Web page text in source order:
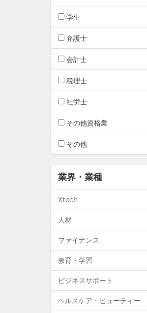
学生
弁護士
会計士
税理士
社労士
その他資格業
その他
業界・業種
Xtech
人材
ファイナンス
教育・学習
ビジネスサポート
ヘルスケア・ビューティー